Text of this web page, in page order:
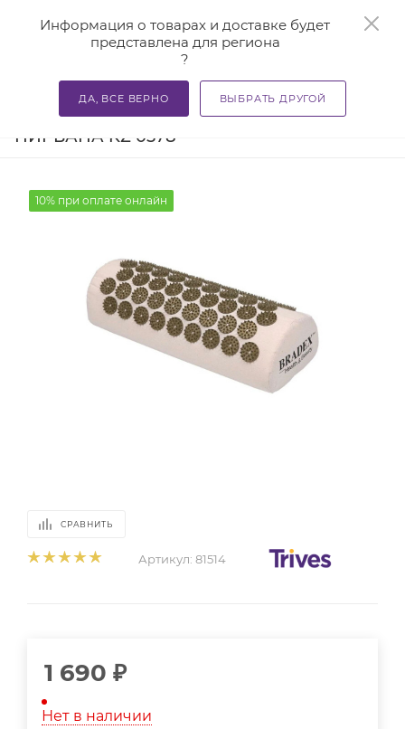
Информация о товарах и доставке будет
представлена для региона
?
ДА, ВСЕ ВЕРНО ВЫБРАТЬ ДРУГОЙ
Главная — Каталог — Массажеры — Акупунктурные
Валик акупунктурный BRADEX
НИРВАНА KZ 0578
10% при оплате онлайн
СРАВНИТЬ
Артикул: 81514
1 690 ₽
Нет в наличии